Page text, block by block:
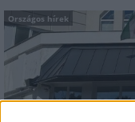
Országos hírek